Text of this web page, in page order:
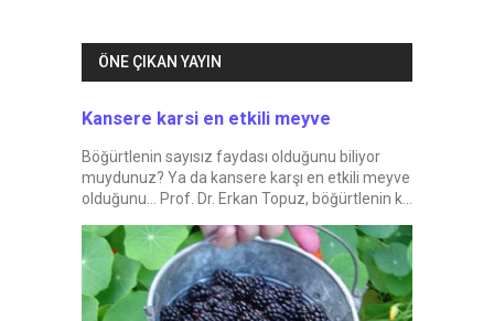
ÖNE ÇIKAN YAYIN
Kansere karsi en etkili meyve
Böğürtlenin sayısız faydası olduğunu biliyor
muydunuz? Ya da kansere karşı en etkili meyve
olduğunu... Prof. Dr. Erkan Topuz, böğürtlenin k...